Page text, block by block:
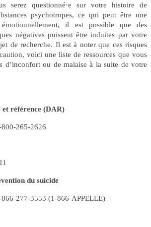
serez questionné·e sur votre histoire de
psychotropes, ce qui peut être une
émotionnellement, il est possible que des
négatives puissent être induites par votre
de recherche. Il est à noter que ces risques
voici une liste de ressources que vous
d’inconfort ou de malaise à la suite de votre
et référence (DAR)
265-2626
du suicide
277-3553 (1-866-APPELLE)